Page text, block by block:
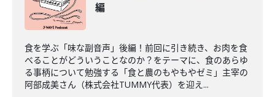
編
食を学ぶ「味な副音声」後編！前回に引き続き、お肉を食
べることがどういうことなのか？をテーマに、食のあらゆ
る事柄について勉強する「食と農のもやもやゼミ」主宰の
阿部成美さん（株式会社TUMMY代表）を迎え...